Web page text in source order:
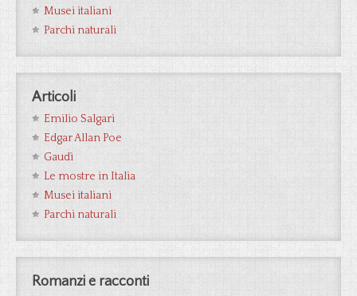
Musei italiani
Parchi naturali
Articoli
Emilio Salgari
Edgar Allan Poe
Gaudì
Le mostre in Italia
Musei italiani
Parchi naturali
Romanzi e racconti